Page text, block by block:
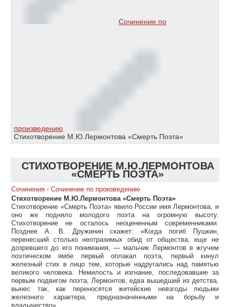
Сочинение по
произведению
Стихотворение М.Ю.Лермонтова «Смерть Поэта»
СТИХОТВОРЕНИЕ М.Ю.ЛЕРМОНТОВА
«СМЕРТЬ ПОЭТА»
Сочинения - Сочинение по произведению
Стихотворение М.Ю.Лермонтова «Смерть Поэта»
Стихотворение «Смерть Поэта» явило России имя Лермонтова, и
оно же подняло молодого поэта на огромную высоту.
Стихотворение не осталось неоцененным современниками.
Позднее А. В. Дружинин скажет: «Когда погиб Пушкин,
перенесший столько неотразимых обид от общества, еще не
дозревшего до его понимания, — мальчик Лермонтов в жгучем
поэтическом ямбе первый оплакал поэта, первый кинул
железный стих в лицо тем, которые надругались над памятью
великого человека. Немилость и изгнание, последовавшие за
первым подвигом поэта, Лермонтов, едва вышедший из детства,
вынес так, как переносятся житейские невзгоды людьми
железного характера, предназначенными на борьбу и
владычество».